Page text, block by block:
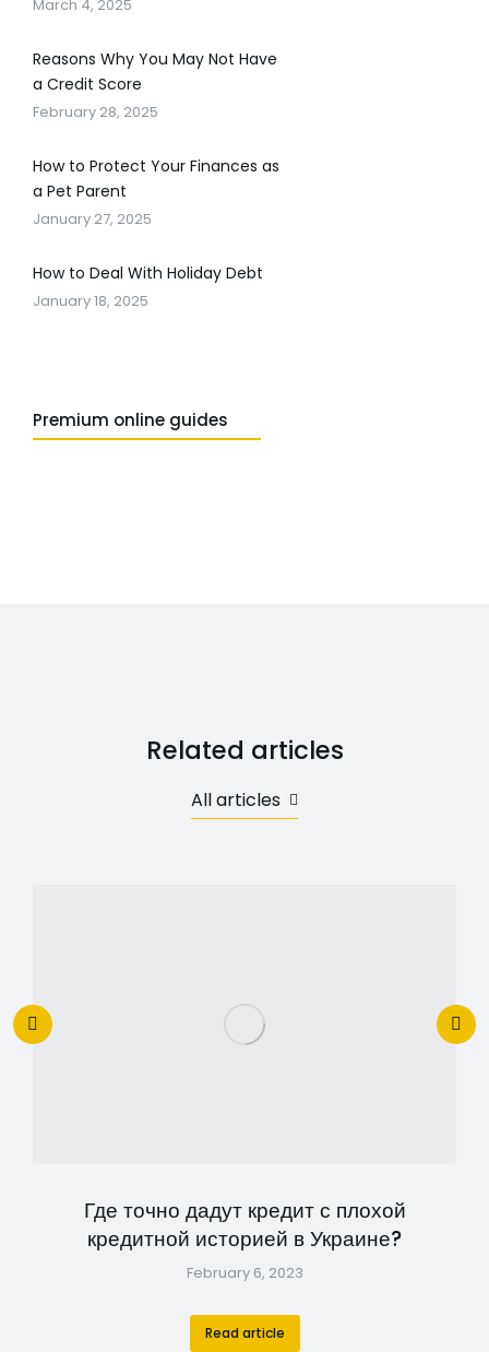
March 4, 2025
Reasons Why You May Not Have
a Credit Score
February 28, 2025
How to Protect Your Finances as
a Pet Parent
January 27, 2025
How to Deal With Holiday Debt
January 18, 2025
Premium online guides
Related articles
All articles
Где точно дадут кредит с плохой
кредитной историей в Украине?
February 6, 2023
Read article